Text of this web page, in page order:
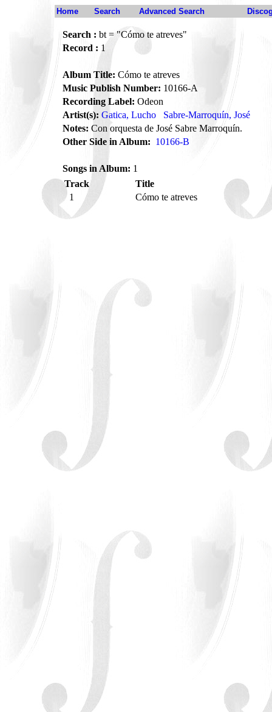
Home Search Advanced Search
Search : bt = "Cómo te atreves"
Record : 1
Album Title: Cómo te atreves
Music Publish Number: 10166-A
Recording Label: Odeon
Artist(s): Gatica, Lucho
Sabre-Marroquín, José
Notes: Con orquesta de José Sabre Marroquín.
Other Side in Album: 10166-B
Songs in Album: 1
Track
Title
1
Cómo te atreves